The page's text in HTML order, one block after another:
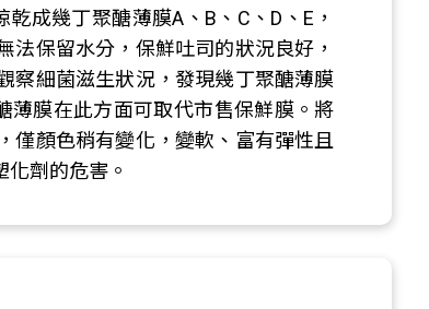
成幾丁聚醣薄膜A、B、C、D、E，
保留水分，保鮮吐司的狀況良好，
察細菌滋生狀況，發現幾丁聚醣薄膜
薄膜在此方面可取代市售保鮮膜。將
僅顏色稍有變化，變軟、富有彈性且
劑的危害。